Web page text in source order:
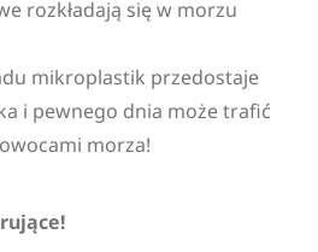
rozkładają się w morzu
mikroplastik przedostaje
i pewnego dnia może trafić
morza!
!